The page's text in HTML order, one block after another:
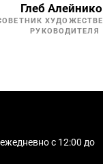
Глеб
РУКОВОДИТЕЛЯ
с 12:00 до